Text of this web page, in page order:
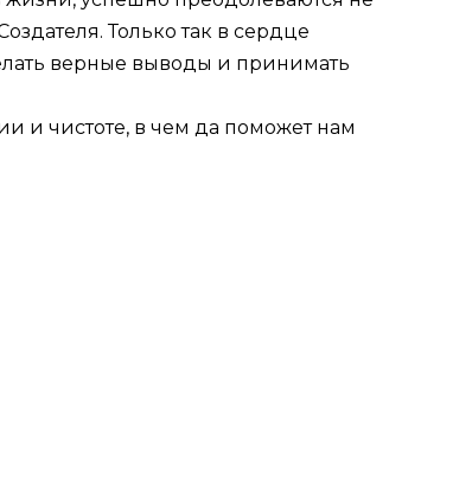
Только так в сердце
верные выводы и принимать
и чистоте, в чем да поможет нам